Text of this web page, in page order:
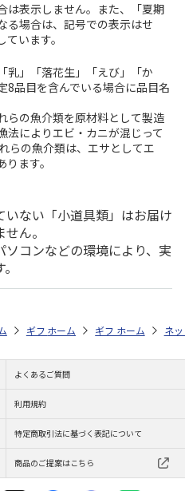
は表示しません。また、「夏期
る場合は、記号での表示はせ
います。
乳」「落花生」「えび」「か
8品目を含んでいる場合に品目名
の魚介類を原材料として製造
法によりエビ・カニが混じって
らの魚介類は、エサとしてエ
ます。
ない「小道具類」はお届け
ん。
コンなどの環境により、実
夏ギフト特集 2026 お菓子・スイーツ
ア お中元・夏ギフト特集 2026
ギフトストア お中元・夏ギフト
ホーム ギフトストア お
ホーム ネ
よくあるご質問
利用規約
特定商取引法に基づく表記について
商品のご提案はこちら